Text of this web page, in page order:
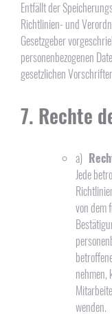
Entfällt der
Richtlinien- und
Gesetzgeber
personenbezogenen
gesetzlichen
7. Rechte
a)
Jede
von dem
nehmen,
wenden.